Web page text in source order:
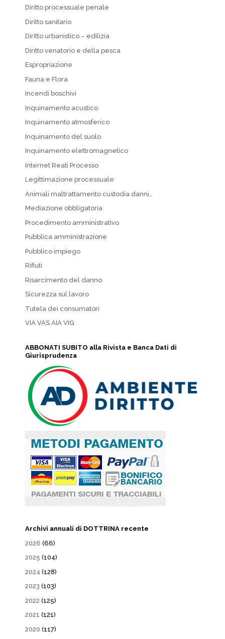
Diritto processuale penale
Diritto sanitario
Diritto urbanistico – edilizia
Diritto venatorio e della pesca
Espropriazione
Fauna e Flora
Incendi boschivi
Inquinamento acustico
Inquinamento atmosferico
Inquinamento del suolo
Inquinamento elettromagnetico
Internet Reati Processo
Legittimazione processuale
Animali maltrattamento custodia danni…
Mediazione obbligatoria
Procedimento amministrativo
Pubblica amministrazione
Pubblico impiego
Rifiuti
Risarcimento del danno
Sicurezza sul lavoro
Tutela dei consumatori
VIA VAS AIA VIG
ABBONATI SUBITO alla Rivista e Banca Dati di
Giurisprudenza
Archivi annuali di DOTTRINA recente
2026 (66)
2025 (104)
2024 (128)
2023 (103)
2022 (125)
2021 (121)
2020 (117)